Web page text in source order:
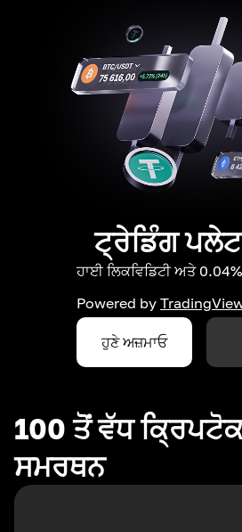
ਟ੍ਰੇਡਿੰਗ
ਹਾਈ ਲਿਕਵਿਡਿਟੀ ਅਤੇ
Powered by
ਹੁਣੇ ਅਜ਼ਮਾਓ
100 ਤੋਂ ਵੱਧ
ਸਮਰਥਨ